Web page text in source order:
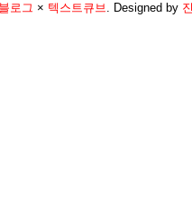
로그 × 텍스트큐브. Designed by